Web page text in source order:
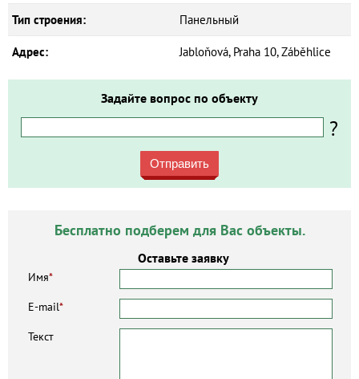
Тип строения: Панельный
Адрес: Jabloňová, Praha 10, Záběhlice
Задайте вопрос по объекту
?
Отправить
Бесплатно подберем для Вас объекты.
Оставьте заявку
Имя*
E-mail*
Текст